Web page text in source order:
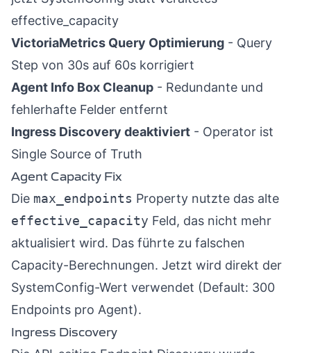
effective_capacity
VictoriaMetrics Query Optimierung - Query
Step von 30s auf 60s korrigiert
Agent Info Box Cleanup - Redundante und
fehlerhafte Felder entfernt
Ingress Discovery deaktiviert - Operator ist
Single Source of Truth
Agent Capacity Fix
Die max_endpoints Property nutzte das alte
effective_capacity Feld, das nicht mehr
aktualisiert wird. Das führte zu falschen
Capacity-Berechnungen. Jetzt wird direkt der
SystemConfig-Wert verwendet (Default: 300
Endpoints pro Agent).
Ingress Discovery